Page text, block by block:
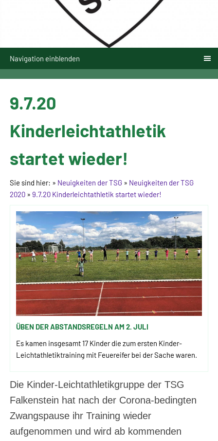
Navigation einblenden
9.7.20
Kinderleichtathletik
startet wieder!
Sie sind hier: » Neuigkeiten der TSG » Neuigkeiten der TSG
2020 » 9.7.20 Kinderleichtathletik startet wieder!
ÜBEN DER ABSTANDSREGELN AM 2. JULI
Es kamen insgesamt 17 Kinder die zum ersten Kinder-
Leichtathletiktraining mit Feuereifer bei der Sache waren.
Die Kinder-Leichtathletikgruppe der TSG
Falkenstein hat nach der Corona-bedingten
Zwangspause ihr Training wieder
aufgenommen und wird ab kommenden